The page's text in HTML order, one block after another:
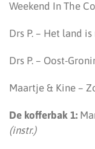
Weekend In The
Drs P. – Het land
Drs P. – Oost-
Maartje & Kine –
De kofferbak 1:
(instr.)